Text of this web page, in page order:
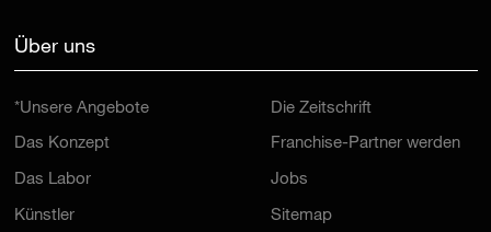
Über uns
*Unsere Angebote
Das Konzept
Das Labor
Künstler
Die Zeitschrift
Franchise-Partner werden
Jobs
Sitemap